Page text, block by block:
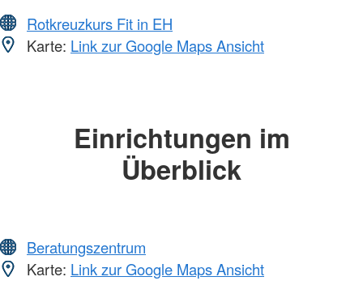
Rotkreuzkurs Fit in EH
Karte: Link zur Google Maps Ansicht
Einrichtungen im
Überblick
Beratungszentrum
Karte: Link zur Google Maps Ansicht